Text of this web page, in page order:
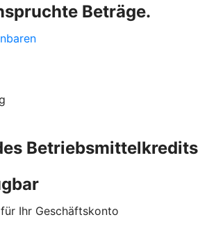
Beträge.
Betriebsmittelkredits
Ihr Geschäftskonto